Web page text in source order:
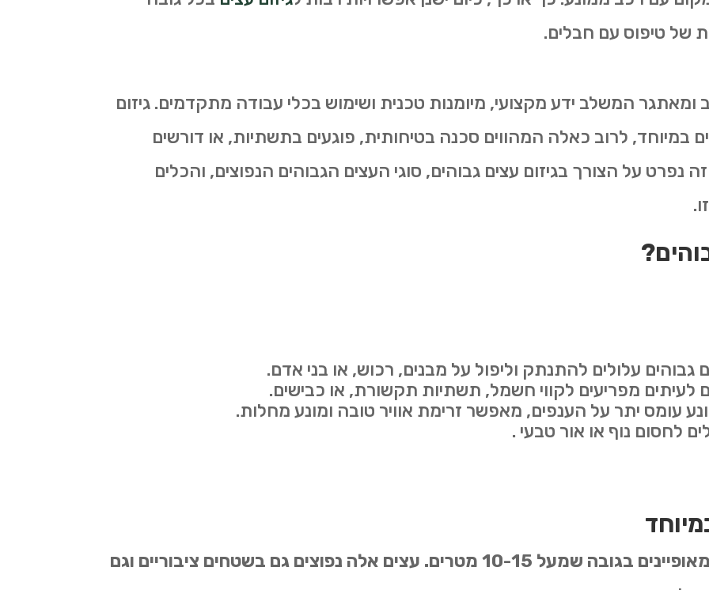
של טיפוס עם חבלים.
ומאתגר המשלב ידע מקצועי, מיומנות טכנית ושימוש בכלי עבודה מתקדמים. גיזום
במיוחד, לרוב כאלה המהווים סכנה בטיחותית, פוגעים בתשתיות, או דורשים
על הצורך בגיזום עצים גבוהים, סוגי העצים הגבוהים הנפוצים, והכלים
.
?
גבוהים עלולים להתנתק וליפול על מבנים, רכוש, או בני אדם.
לעיתים מפריעים לקווי חשמל, תשתיות תקשורת, או כבישים.
עומס יתר על הענפים, מאפשר זרימת אוויר טובה ומונע מחלות.
לחסום נוף או אור טבעי .
מה נחשב עץ גבוה? עצים גבוהים מאופיינים בגובה שמעל 10-15 מטרים. עצים אלה נפוצים גם בשטחים ציבוריים וגם